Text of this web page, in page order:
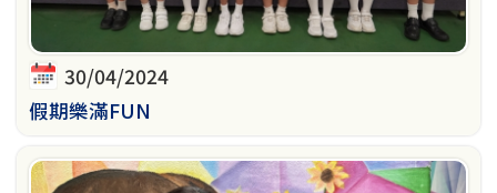
30/04/2024
假期樂滿FUN